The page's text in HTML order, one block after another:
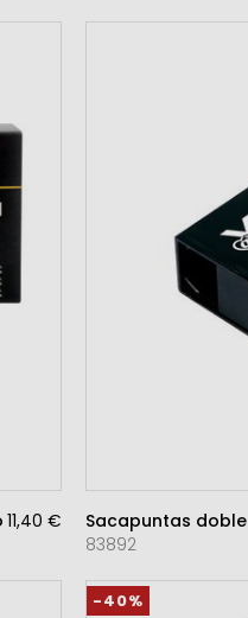
11,40 €
Sacapuntas doble
83892
-40%